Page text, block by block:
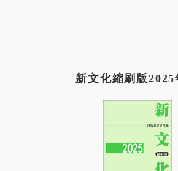
新文化縮刷版2025